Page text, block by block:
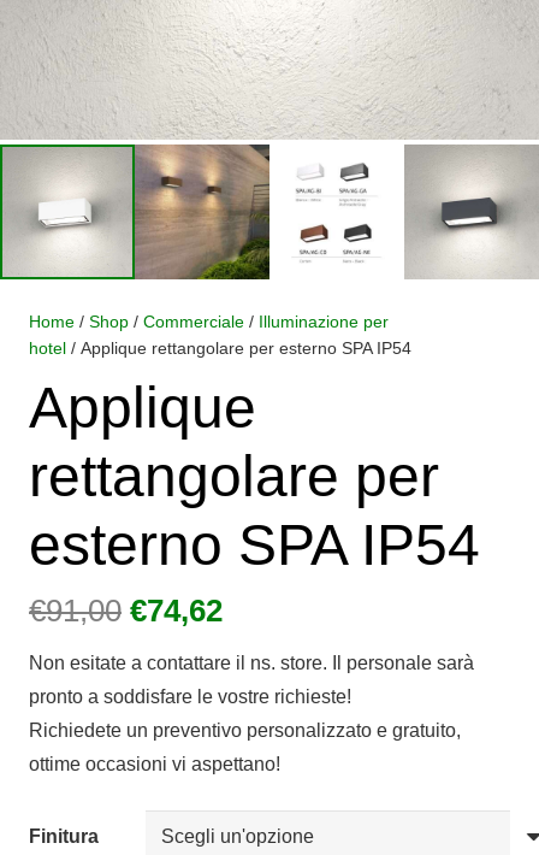
Home / Shop / Commerciale / Illuminazione per
hotel / Applique rettangolare per esterno SPA IP54
Applique
rettangolare per
esterno SPA IP54
€91,00 Il
originale
era:
€91,00.
€74,62Il
attuale
è:
€74,62.
Non esitate a contattare il ns. store. Il personale sarà
pronto a soddisfare le vostre richieste!
Richiedete un preventivo personalizzato e gratuito,
ottime occasioni vi aspettano!
Finitura